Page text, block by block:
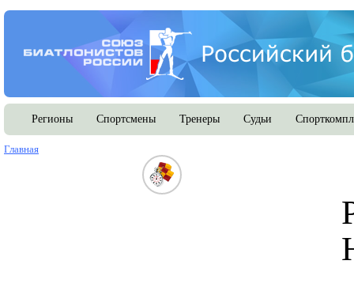
Регионы Спортсмены Тренеры Судьи
Главная